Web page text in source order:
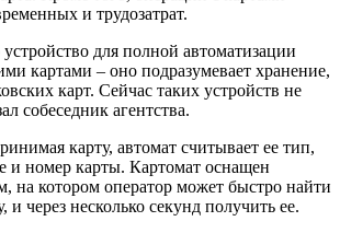
и трудозатрат.
для полной автоматизации
картами – оно подразумевает хранение,
карт. Сейчас таких устройств не
собеседник агентства.
карту, автомат считывает ее тип,
и номер карты. Картомат оснащен
на котором оператор может быстро найти
и через несколько секунд получить ее.